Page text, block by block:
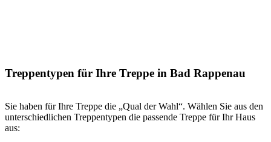
Treppentypen für Ihre Treppe in Bad Rappenau
Sie haben für Ihre Treppe die „Qual der Wahl“. Wählen Sie aus den
unterschiedlichen Treppentypen die passende Treppe für Ihr Haus
aus: